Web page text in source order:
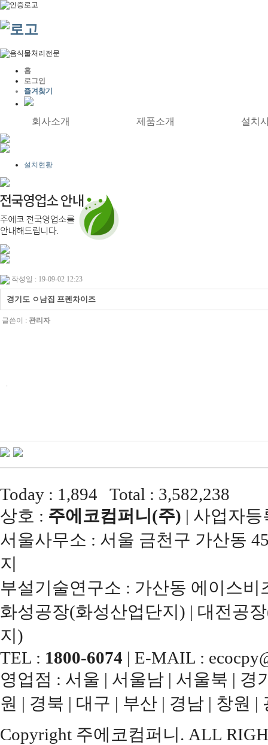
홈
로그인
즐겨찾기
회사소개 제품소개 설치
설치현황
작성일 : 19-09-02 12:23
경기도 ㅇ남집 프렌차이즈
글쓴이 : 관리자
.
Today : 1,894 Total : 3,582,238
상호 : 주에코컴퍼니(주) | 사업자등
서울사무소 : 서울 금천구 가산동
지
부설기술연구소 : 가산동 에이스비
화성공장(화성산업단지) | 대전공
지)
TEL : 1800-6074 | E-MAIL :
영업점 : 서울 | 서울남 | 서울북 | 경
원 | 경북 | 대구 | 부산 | 경남 | 창원 |
Copyright 주에코컴퍼니. ALL